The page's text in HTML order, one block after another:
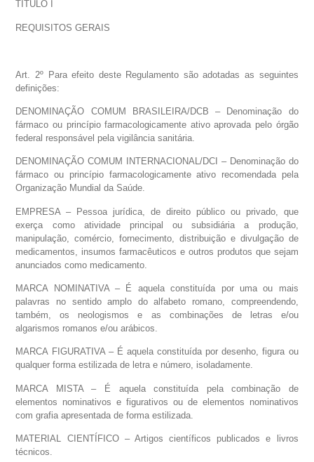
TÍTULO I
REQUISITOS GERAIS
Art. 2º Para efeito deste Regulamento são adotadas as seguintes
definições:
DENOMINAÇÃO COMUM BRASILEIRA/DCB – Denominação do
fármaco ou princípio farmacologicamente ativo aprovada pelo órgão
federal responsável pela vigilância sanitária.
DENOMINAÇÃO COMUM INTERNACIONAL/DCI – Denominação do
fármaco ou princípio farmacologicamente ativo recomendada pela
Organização Mundial da Saúde.
EMPRESA – Pessoa jurídica, de direito público ou privado, que
exerça como atividade principal ou subsidiária a produção,
manipulação, comércio, fornecimento, distribuição e divulgação de
medicamentos, insumos farmacêuticos e outros produtos que sejam
anunciados como medicamento.
MARCA NOMINATIVA – É aquela constituída por uma ou mais
palavras no sentido amplo do alfabeto romano, compreendendo,
também, os neologismos e as combinações de letras e/ou
algarismos romanos e/ou arábicos.
MARCA FIGURATIVA – É aquela constituída por desenho, figura ou
qualquer forma estilizada de letra e número, isoladamente.
MARCA MISTA – É aquela constituída pela combinação de
elementos nominativos e figurativos ou de elementos nominativos
com grafia apresentada de forma estilizada.
MATERIAL CIENTÍFICO – Artigos científicos publicados e livros
técnicos.